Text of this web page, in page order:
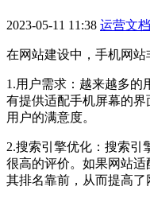
2023-05-11 11:38 运营文档
在网站建设中，手机网站
1.用户需求：越来越多的
有提供适配手机屏幕的
用户的满意度。
2.搜索引擎优化：搜索引
很高的评价。如果网站
其排名靠前，从而提高了